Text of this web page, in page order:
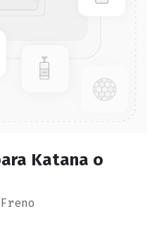
Katana o